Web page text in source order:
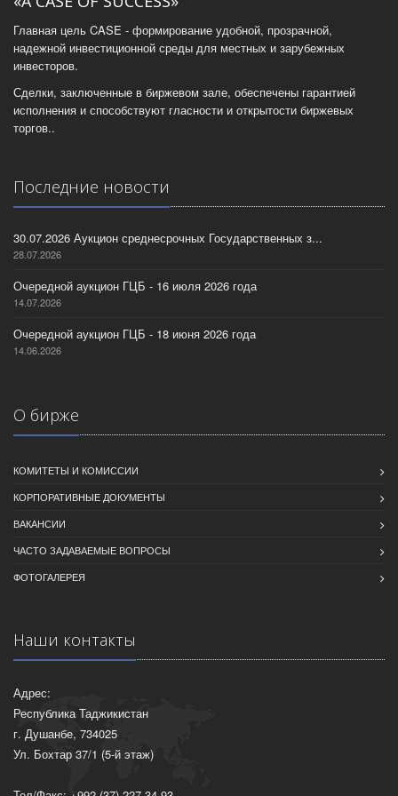
Главная цель CASE - формирование удобной, прозрачной,
надежной инвестиционной среды для местных и зарубежных
инвесторов.
Сделки, заключенные в биржевом зале, обеспечены гарантией
исполнения и способствуют гласности и открытости биржевых
торгов..
Последние новости
30.07.2026 Аукцион среднесрочных Государственных з...
28.07.2026
Очередной аукцион ГЦБ - 16 июля 2026 года
14.07.2026
Очередной аукцион ГЦБ - 18 июня 2026 года
14.06.2026
О бирже
КОМИТЕТЫ И КОМИССИИ
КОРПОРАТИВНЫЕ ДОКУМЕНТЫ
ВАКАНСИИ
ЧАСТО ЗАДАВАЕМЫЕ ВОПРОСЫ
ФОТОГАЛЕРЕЯ
Наши контакты
Адрес:
Республика Таджикистан
г. Душанбе, 734025
Ул. Бохтар 37/1 (5-й этаж)